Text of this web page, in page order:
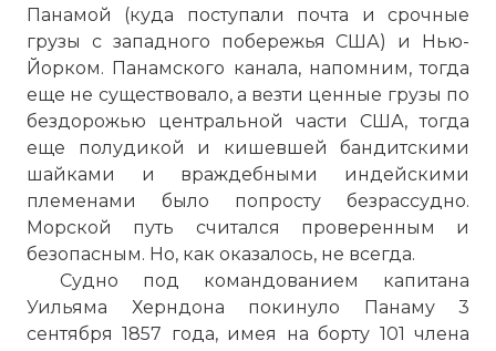
Панамой (куда поступали почта и срочные
грузы с западного побережья США) и Нью-
Йорком. Панамского канала, напомним, тогда
еще не существовало, а везти ценные грузы по
бездорожью центральной части США, тогда
еще полудикой и кишевшей бандитскими
шайками и враждебными индейскими
племенами было попросту безрассудно.
Морской путь считался проверенным и
безопасным. Но, как оказалось, не всегда.
Судно под командованием капитана
Уильяма Херндона покинуло Панаму 3
сентября 1857 года, имея на борту 101 члена